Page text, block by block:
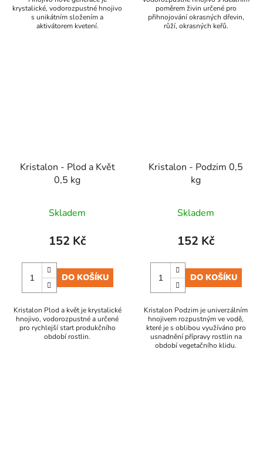
krystalické, vodorozpustné hnojivo
s unikátním složením a
aktivátorem kvetení.
poměrem živin určené pro
přihnojování okrasných dřevin,
růží, okrasných keřů.
Kristalon - Plod a Květ
0,5 kg
Skladem
152 Kč
DO KOŠÍKU
Kristalon Plod a květ je krystalické
hnojivo, vodorozpustné a určené
pro rychlejší start produkčního
období rostlin.
Kristalon - Podzim 0,5
kg
Skladem
152 Kč
DO KOŠÍKU
Kristalon Podzim je univerzálním
hnojivem rozpustným ve vodě,
které je s oblibou využíváno pro
usnadnění přípravy rostlin na
období vegetačního klidu.